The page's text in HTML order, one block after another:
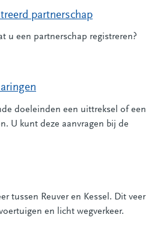
partnerschap
u een partnerschap registreren?
doeleinden een uittreksel of een
U kunt deze aanvragen bij de
tussen Reuver en Kessel. Dit veer
en licht wegverkeer.